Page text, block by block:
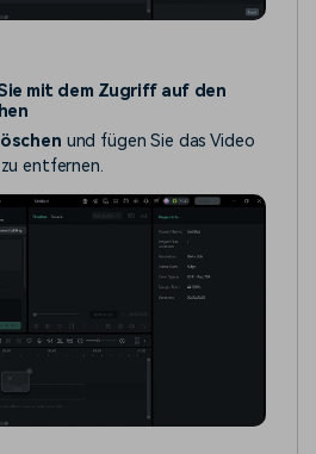
mit dem Zugriff auf den
und fügen Sie das Video
entfernen.